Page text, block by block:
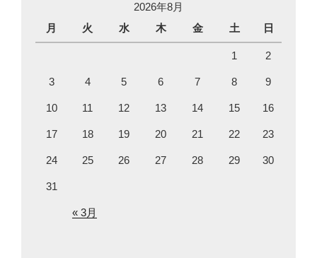
2026年8月
月
火 水 木 金 土 日
1 2
3 4 5 6 7 8 9
10 11 12 13 14 15 16
17 18 19 20 21 22 23
24 25 26 27 28 29 30
31
« 3月